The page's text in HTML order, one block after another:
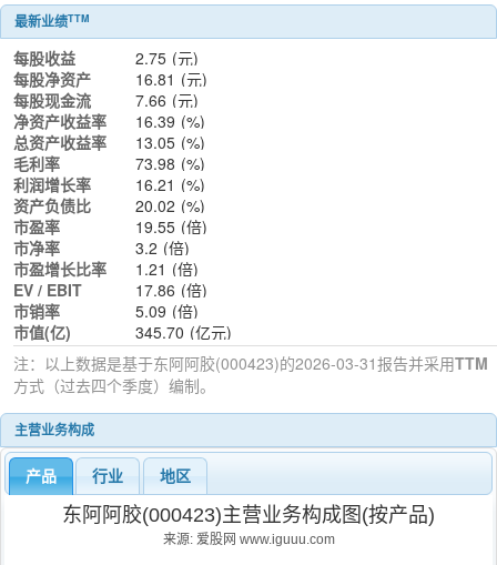
最新业绩TTM
每股收益 2.75 (元)
每股净资产
16.81 (元)
每股现金流
7.66 (元)
净资产收益率
16.39 (%)
总资产收益率
13.05 (%)
毛利率
73.98 (%)
利润增长率
16.21 (%)
资产负债比
20.02 (%)
市盈率
19.55 (倍)
市净率
3.2 (倍)
市盈增长比率
1.21 (倍)
EV / EBIT
17.86 (倍)
市销率
5.09 (倍)
市值(亿)
345.70 (亿元)
注：以上数据是基于东阿阿胶(000423)的2026-03-31报告并采用TTM
方式（过去四个季度）编制。
主营业务构成
产品 行业 地区
东阿阿胶(000423)主营业务构成图(按产品)
来源: 爱股网 www.iguuu.com